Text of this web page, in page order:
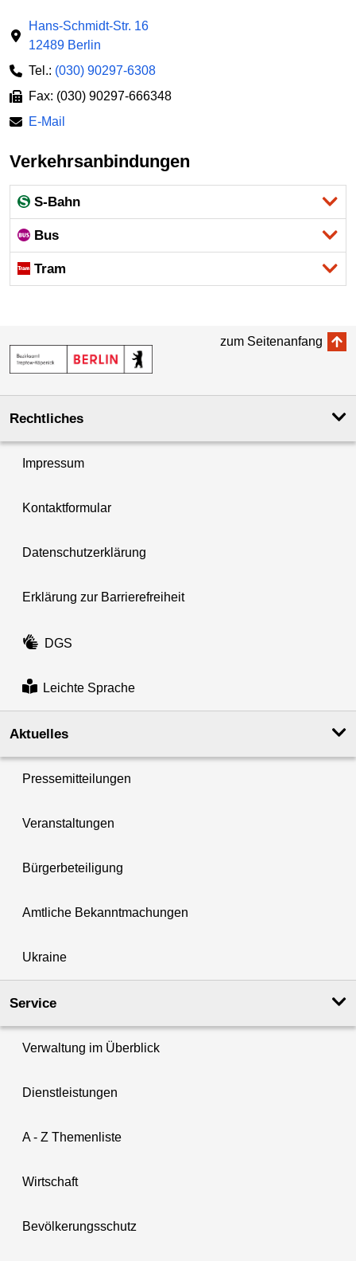
Hans-Schmidt-Str. 16
12489 Berlin
Tel.: (030) 90297-6308
Fax: (030) 90297-666348
E-Mail
Verkehrsanbindungen
S-Bahn
Bus
Tram
zum Seitenanfang
Rechtliches
Impressum
Kontaktformular
Datenschutzerklärung
Erklärung zur Barrierefreiheit
DGS
Leichte Sprache
Aktuelles
Pressemitteilungen
Veranstaltungen
Bürgerbeteiligung
Amtliche Bekanntmachungen
Ukraine
Service
Verwaltung im Überblick
Dienstleistungen
A - Z Themenliste
Wirtschaft
Bevölkerungsschutz